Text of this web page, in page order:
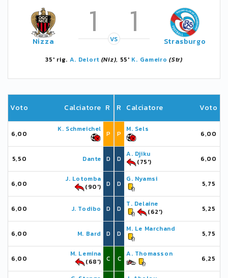
Nizza 1 1
VS Strasburgo
35' rig. A. Delort (Niz), 55' K. Gameiro (Str)
Voto Calciatore R
6,00
K. Schmeichel
P
5,50 Dante D
6,00
J. Lotomba
(90')
D
6,00 J. Todibo D
6,00 M. Bard D
6,00
M. Lemina
(68')
C
R Calciatore Voto
P
M. Sels
6,00
D
A. Djiku
(75')
6,00
D
G. Nyamsi
5,75
D
T. Delaine
(62')
5,25
D
M. Le Marchand
5,75
C
A. Thomasson
6,25